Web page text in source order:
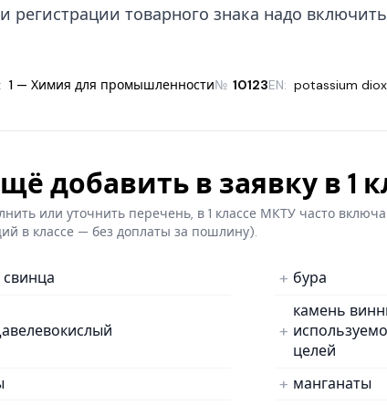
регистрации товарного знака надо включить
1 — Химия для промышленности№ 10123EN: potassium
добавить в заявку в 1
или уточнить перечень, в 1 классе МКТУ часто
в классе — без доплаты за пошлину).
свинца бура
камень
целей
манганаты